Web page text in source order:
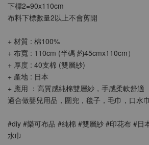
下標2=90x110cm
布料下標數量2以上不會剪開
+ 材質 : 棉100%
+ 布寬 : 110cm (半碼 約45cmx110cm）
+ 厚度 : 40支棉 (雙層紗)
+ 產地 : 日本
+ 應用 ：高質感純棉雙層紗，手感柔軟舒適
適合做嬰兒用品，圍兜，毯子，毛巾，口水
#diy #樂可布品 #純棉 #雙層紗 #印花布 #日
水巾